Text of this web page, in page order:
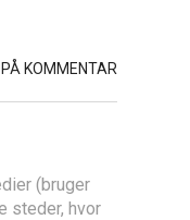
KOMMENTAR
(bruger
steder, hvor